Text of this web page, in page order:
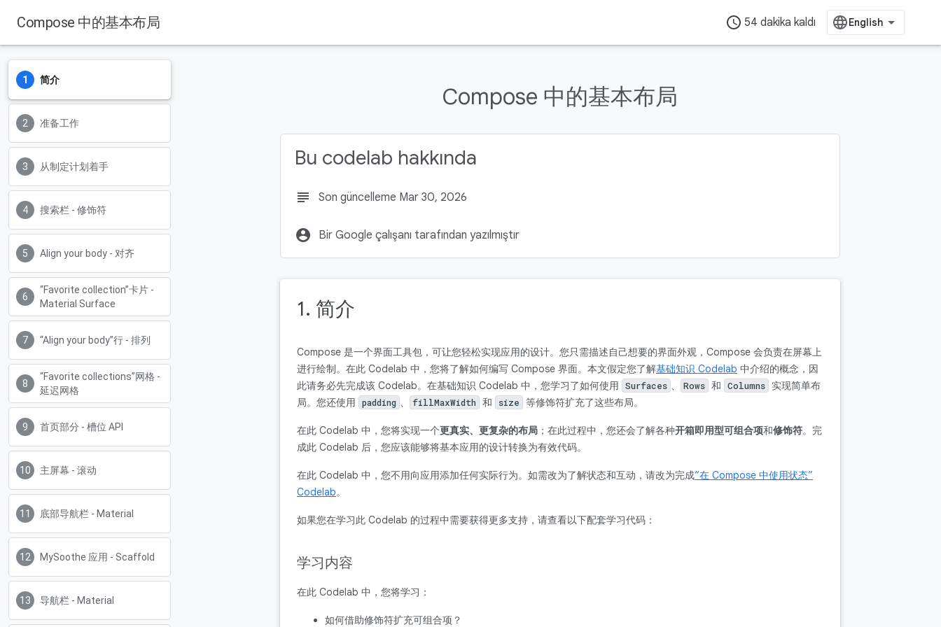
Compose 中的基本布局 access_time 54 dakika kaldı
简介
准备工作
从制定计划着手
搜索栏 - 修饰符
Align your body - 对齐
“Favorite collection”卡片 -
Material Surface
“Align your body”行 - 排列
“Favorite collections”网格 -
延迟网格
首页部分 - 槽位 API
主屏幕 - 滚动
底部导航栏 - Material
MySoothe 应用 - Scaffold
导航栏 - Material
Compose 中的基本布局
Bu codelab hakkında
subject Son güncelleme Mar 30, 2026
account_circle Bir Google çalışanı tarafından yazılmıştır
1. 简介
Compose 是一个界面工具包，可让您轻松实现应用的设计。您只需描述自己想要的界面外观，Compose 会负责在屏幕上
进行绘制。在此 Codelab 中，您将了解如何编写 Compose 界面。本文假定您了解基础知识 Codelab 中介绍的概念，因
此请务必先完成该 Codelab。在基础知识 Codelab 中，您学习了如何使用
Surfaces 、 Rows 和 Columns
实现简单布
局。您还使用
padding 、 fillMaxWidth 和 size 等修饰符扩充了这些布局。
在此 Codelab 中，您将实现一个更真实、更复杂的布局 ；在此过程中，您还会了解各种开箱即用型可组合项和修饰符。完
成此 Codelab 后，您应该能够将基本应用的设计转换为有效代码。
在此 Codelab 中，您不用向应用添加任何实际行为。如需改为了解状态和互动，请改为完成“在 Compose 中使用状态”
Codelab。
如果您在学习此 Codelab 的过程中需要获得更多支持，请查看以下配套学习代码：
学习内容
在此 Codelab 中，您将学习：
如何借助修饰符扩充可组合项？